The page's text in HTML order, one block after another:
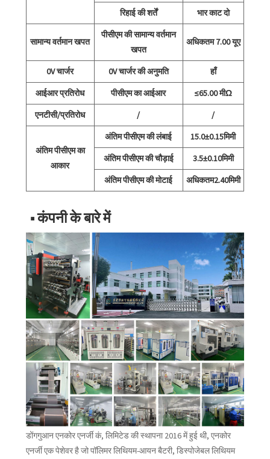
रिहाई की शर्तें भार काट दो
सामान्य वर्तमान खपत
पीसीएम की सामान्य वर्तमान
खपत
अधिकतम 7.00 यूए
0V चार्जर 0V चार्जर की अनुमति
हाँ
आईआर प्रतिरोध
पीसीएम का आईआर
≤65.00 मीΩ
एनटीसी/प्रतिरोध
/ /
अंतिम पीसीएम का
आकार
अंतिम पीसीएम की लंबाई
15.0±0.15मिमी
अंतिम पीसीएम की चौड़ाई
3.5±0.10मिमी
अंतिम पीसीएम की मोटाई
अधिकतम2.40मिमी
■ कंपनी के बारे में
डोंगगुआन एनकोर एनर्जी कं, लिमिटेड की स्थापना 2016 में हुई थी, एनकोर
एनर्जी एक पेशेवर है जो पॉलिमर लिथियम-आयन बैटरी, डिस्पोजेबल लिथियम